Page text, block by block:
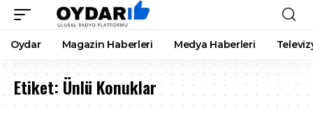
Oydar Magazin Haberleri Medya Haberleri
Etiket: Ünlü Konuklar